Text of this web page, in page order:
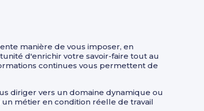
manière de vous imposer, en
d'enrichir votre savoir-faire tout au
continues vous permettent de
diriger vers un domaine dynamique ou
métier en condition réelle de travail